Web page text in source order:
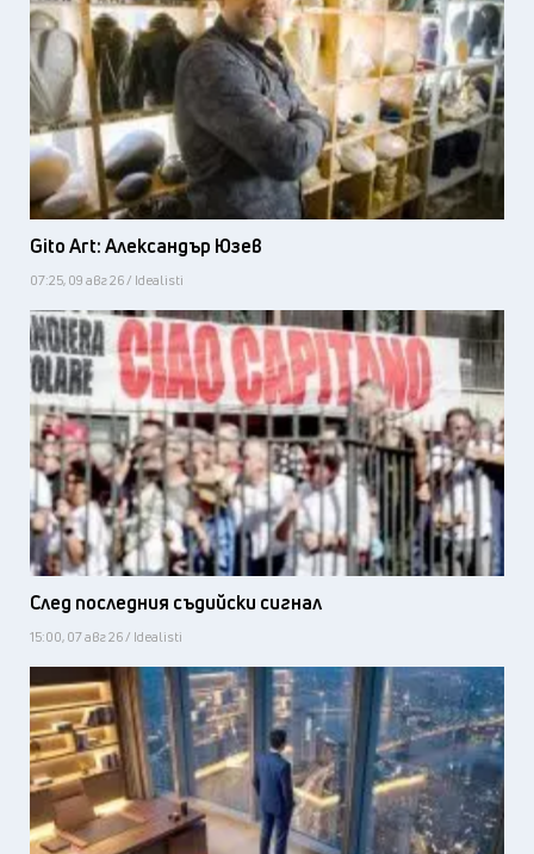
Gito Art: Александър Юзев
07:25, 09 авг 26 / Idealisti
След последния съдийски сигнал
15:00, 07 авг 26 / Idealisti